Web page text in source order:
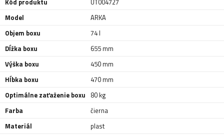
Kód produktu
UT004727
Model
ARKA
Objem boxu
74 l
Dĺžka boxu
655 mm
Výška boxu
450 mm
Hĺbka boxu
470 mm
Optimálne zaťaženie boxu 80 kg
Farba
čierna
Materiál
plast